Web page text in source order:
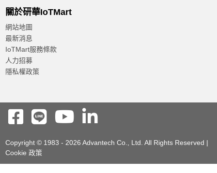
關於研華IoTMart
網站地圖
最新消息
IoTMart服務條款
人力招募
隱私權政策
Copyright © 1983 - 2026 Advantech Co., Ltd. All Rights Reserved |
Cookie 政策